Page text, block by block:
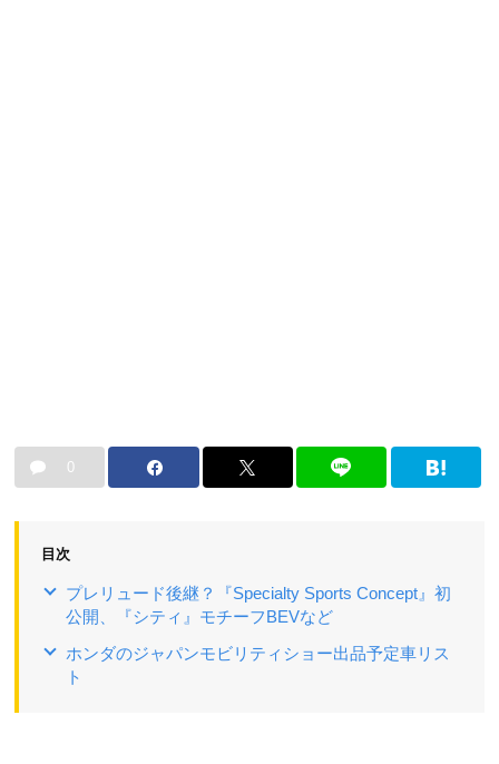
0
目次
プレリュード後継？『Specialty Sports Concept』初
公開、『シティ』モチーフBEVなど
ホンダのジャパンモビリティショー出品予定車リス
ト